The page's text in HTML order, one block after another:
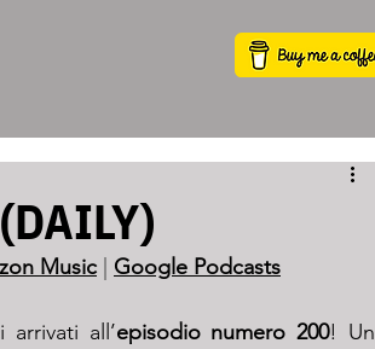
Music Google Podcasts
arrivati all’episodio numero 200! Un